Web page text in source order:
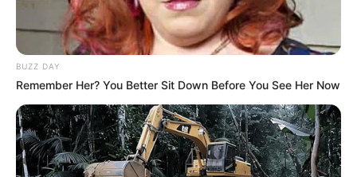
cél az volt, hogy a sérült állapotát annyira
stabilizálják, hogy esélye legyen eljutni a további
kórházi kezelésig.
Magyarországon példátlannak nevezték a
beavatkozást
Az ügy azért kapott országos figyelmet, mert
BUZZ DAY
Remember Her? You Better Sit Down Before You See Her Now